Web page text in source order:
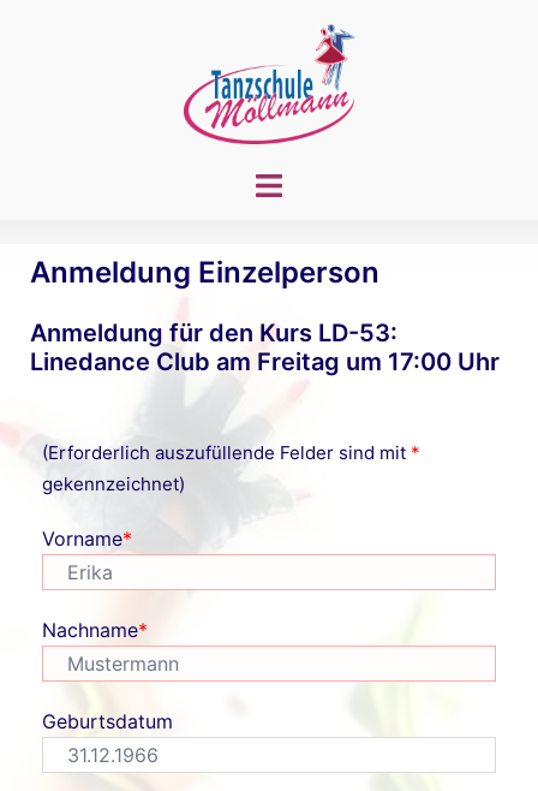
Menü
Anmeldung Einzelperson
Anmeldung für den Kurs LD-53:
Linedance Club am Freitag um 17:00 Uhr
(Erforderlich auszufüllende Felder sind mit *
gekennzeichnet)
Vorname*
Nachname*
Geburtsdatum